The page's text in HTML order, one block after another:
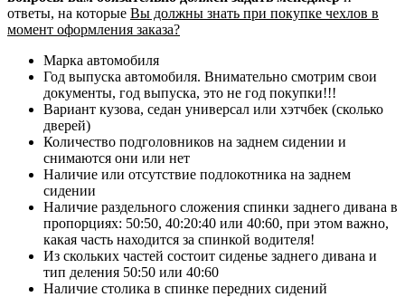
ответы, на которые Вы должны знать при покупке чехлов в
момент оформления заказа?
Марка автомобиля
Год выпуска автомобиля. Внимательно смотрим свои
документы, год выпуска, это не год покупки!!!
Вариант кузова, седан универсал или хэтчбек (сколько
дверей)
Количество подголовников на заднем сидении и
снимаются они или нет
Наличие или отсутствие подлокотника на заднем
сидении
Наличие раздельного сложения спинки заднего дивана в
пропорциях: 50:50, 40:20:40 или 40:60, при этом важно,
какая часть находится за спинкой водителя!
Из скольких частей состоит сиденье заднего дивана и
тип деления 50:50 или 40:60
Наличие столика в спинке передних сидений